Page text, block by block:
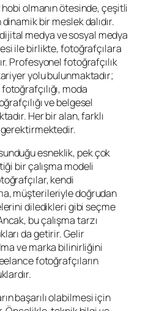
hobi olmanın ötesinde, çeşitli
bir meslek dalıdır.
medya ve sosyal medya
ile birlikte, fotoğrafçılara
Profesyonel fotoğrafçılık
yolu bulunmaktadır;
moda
ve belgesel
Her bir alan, farklı
esneklik, pek çok
bir çalışma modeli
kendi
müşterileriyle doğrudan
diledikleri gibi seçme
bu çalışma tarzı
da getirir. Gelir
ve marka bilinirliğini
fotoğrafçıların
başarılı olabilmesi için